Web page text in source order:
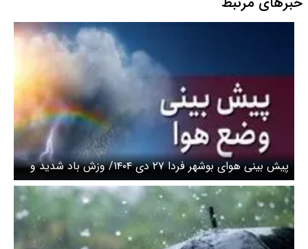
پیش بینی هوای بوشهر فردا ۲۷ دی ۱۴۰۴/ وزش باد شدید و
بارش پراکنده در راه است